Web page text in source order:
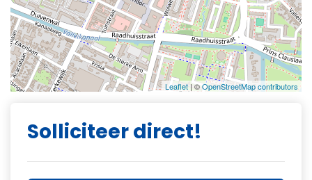
Leaflet | ©OpenStreetMap contributors
Solliciteer direct!